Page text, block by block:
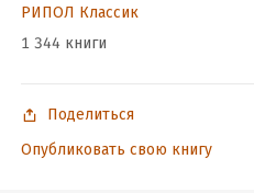
РИПОЛ Классик
1 344 книги
Поделиться
Опубликовать свою книгу